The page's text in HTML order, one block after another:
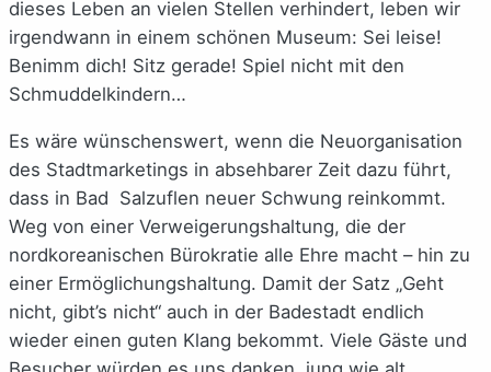
dieses Leben an vielen Stellen verhindert, leben wir
irgendwann in einem schönen Museum: Sei leise!
Benimm dich! Sitz gerade! Spiel nicht mit den
Schmuddelkindern…
Es wäre wünschenswert, wenn die Neuorganisation
des Stadtmarketings in absehbarer Zeit dazu führt,
dass in Bad Salzuflen neuer Schwung reinkommt.
Weg von einer Verweigerungshaltung, die der
nordkoreanischen Bürokratie alle Ehre macht – hin zu
einer Ermöglichungshaltung. Damit der Satz „Geht
nicht, gibt’s nicht“ auch in der Badestadt endlich
wieder einen guten Klang bekommt. Viele Gäste und